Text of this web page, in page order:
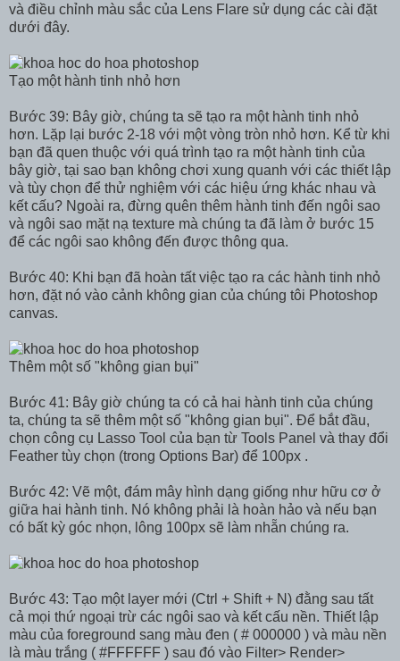
và điều chỉnh màu sắc của Lens Flare sử dụng các cài đặt
dưới đây.
Tạo một hành tinh nhỏ hơn
Bước 39: Bây giờ, chúng ta sẽ tạo ra một hành tinh nhỏ
hơn. Lặp lại bước 2-18 với một vòng tròn nhỏ hơn. Kể từ khi
bạn đã quen thuộc với quá trình tạo ra một hành tinh của
bây giờ, tại sao bạn không chơi xung quanh với các thiết lập
và tùy chọn để thử nghiệm với các hiệu ứng khác nhau và
kết cấu? Ngoài ra, đừng quên thêm hành tinh đến ngôi sao
và ngôi sao mặt nạ texture mà chúng ta đã làm ở bước 15
để các ngôi sao không đến được thông qua.
Bước 40: Khi bạn đã hoàn tất việc tạo ra các hành tinh nhỏ
hơn, đặt nó vào cảnh không gian của chúng tôi Photoshop
canvas.
Thêm một số "không gian bụi"
Bước 41: Bây giờ chúng ta có cả hai hành tinh của chúng
ta, chúng ta sẽ thêm một số "không gian bụi". Để bắt đầu,
chọn công cụ Lasso Tool của bạn từ Tools Panel và thay đổi
Feather tùy chọn (trong Options Bar) để 100px .
Bước 42: Vẽ một, đám mây hình dạng giống như hữu cơ ở
giữa hai hành tinh. Nó không phải là hoàn hảo và nếu bạn
có bất kỳ góc nhọn, lông 100px sẽ làm nhẵn chúng ra.
Bước 43: Tạo một layer mới (Ctrl + Shift + N) đằng sau tất
cả mọi thứ ngoại trừ các ngôi sao và kết cấu nền. Thiết lập
màu của foreground sang màu đen ( # 000000 ) và màu nền
là màu trắng ( #FFFFFF ) sau đó vào Filter> Render>